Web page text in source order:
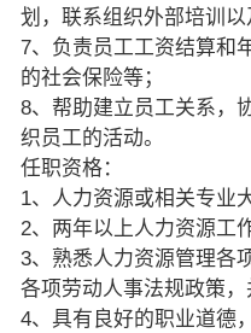
划，联系组织外部培训以
7、负责员工工资结算和
的社会保险等；
8、帮助建立员工关系，
织员工的活动。
任职资格：
1、人力资源或相关专业
2、两年以上人力资源工
3、熟悉人力资源管理各
各项劳动人事法规政策
4、具有良好的职业道德